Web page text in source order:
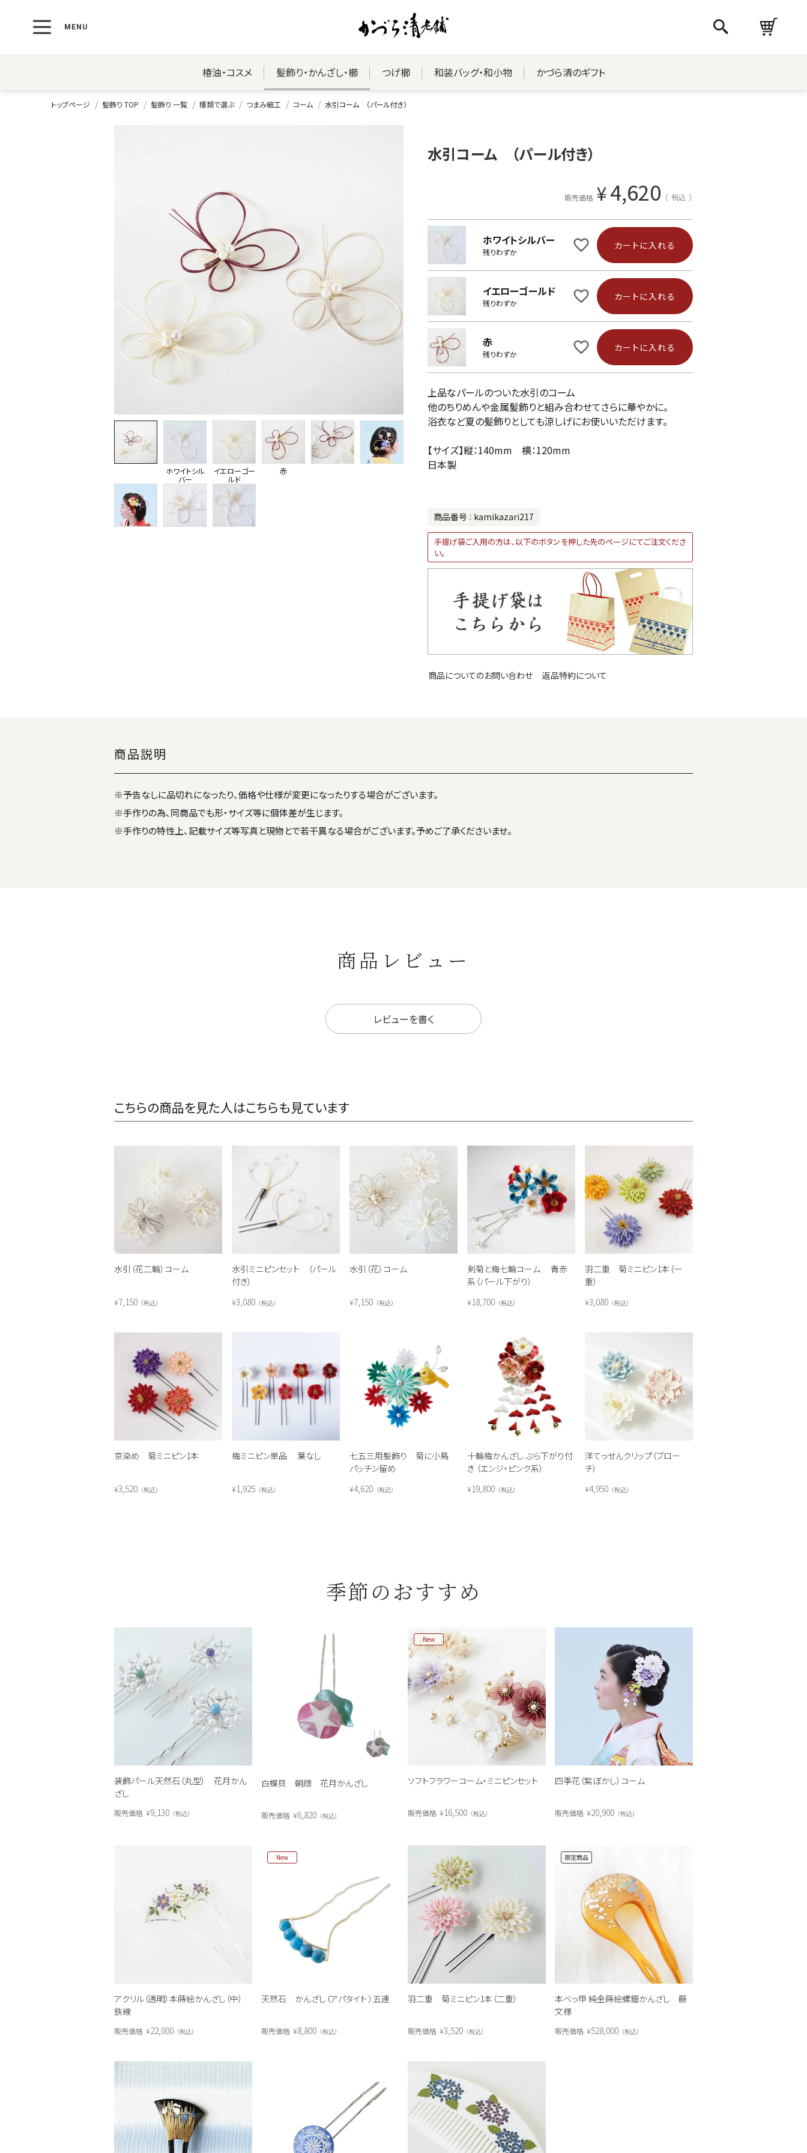
椿油・コスメ 髪飾り・かんざし・櫛 つげ櫛 和装バッグ・和小物 かづら清のギフト
トップページ 髪飾り TOP 髪飾り 一覧 種類で選ぶ つまみ細工 コーム 水引コーム （パール付き）
ホワイトシル
バー
イエローゴー
ルド
赤
水引コーム （パール付き）
販売価格 ¥4,620 税込
ホワイトシルバー
残りわずか
カートに入れる
イエローゴールド
残りわずか
カートに入れる
赤
残りわずか
カートに入れる
上品なパールのついた水引のコーム
他のちりめんや金属髪飾りと組み合わせてさらに華やかに。
浴衣など夏の髪飾りとしても涼しげにお使いいただけます。
【サイズ】縦：140mm 横：120mm
日本製
商品番号 kamikazari217
手提げ袋ご入用の方は、以下のボタンを押した先のページにてご注文くださ
い。
商品についてのお問い合わせ 返品特約について
商品説明
※予告なしに品切れになったり、価格や仕様が変更になったりする場合がございます。
※手作りの為、同商品でも形・サイズ等に個体差が生じます。
※手作りの特性上、記載サイズ等写真と現物とで若干異なる場合がございます。予めご了承くださいませ。
商品レビュー
レビューを書く
こちらの商品を見た人はこちらも見ています
水引（花二輪）コーム
¥7,150 税込
水引ミニピンセット （パール
付き）
¥3,080 税込
水引（花）コーム
¥7,150 税込
剣菊と梅七輪コーム 青赤
系（パール下がり）
¥18,700 税込
羽二重 菊ミニピン1本（一
重）
¥3,080 税込
京染め 菊ミニピン1本
¥3,520 税込
梅ミニピン単品 葉なし
¥1,925 税込
七五三用髪飾り 菊に小鳥
パッチン留め
¥4,620 税込
十輪梅かんざし ぶら下がり付
き （エンジ・ピンク系）
¥19,800 税込
洋てっせんクリップ（ブロー
チ）
¥4,950 税込
季節のおすすめ
装飾パール天然石（丸型） 花月かん
ざし
販売価格 ¥9,130 税込
白蝶貝 朝顔 花月かんざし
販売価格 ¥6,820 税込
ソフトフラワーコーム・ミニピンセット
New
販売価格 ¥16,500 税込
四季花（紫ぼかし）コーム
販売価格 ¥20,900 税込
アクリル（透明）本蒔絵かんざし（中）
鉄線
販売価格 ¥22,000 税込
天然石 かんざし（アパタイト ）五連
New
販売価格 ¥8,800 税込
羽二重 菊ミニピン1本（二重）
販売価格 ¥3,520 税込
本べっ甲 純金蒔絵螺鈿かんざし 藤
文様
限定商品
販売価格 ¥528,000 税込